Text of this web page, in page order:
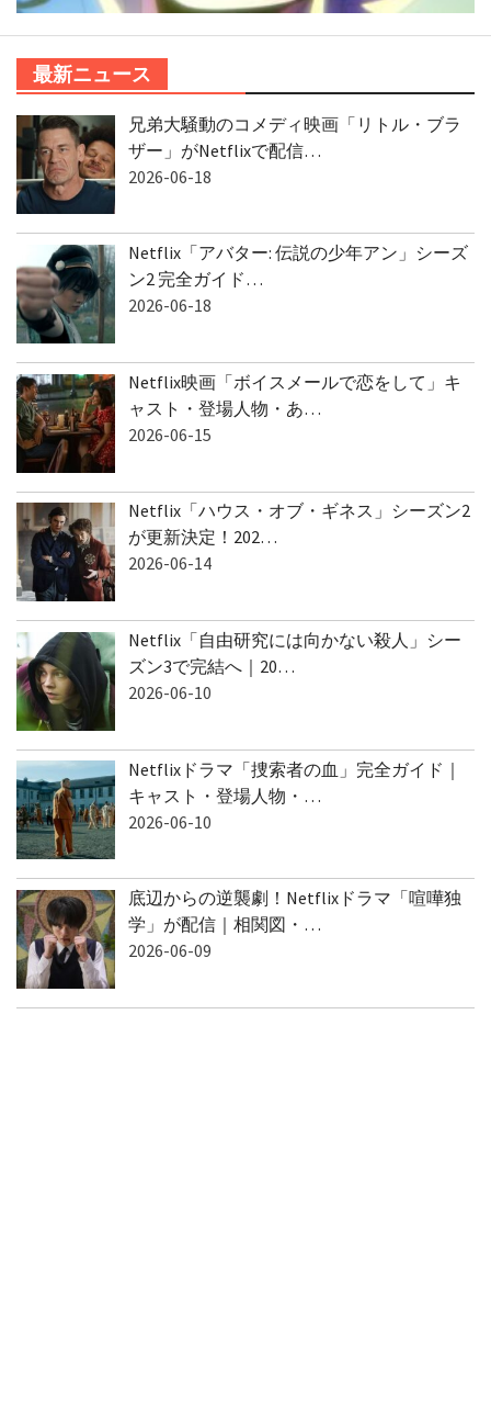
最新ニュース
兄弟大騒動のコメディ映画「リトル・ブラ
ザー」がNetflixで配信…
2026-06-18
Netflix「アバター: 伝説の少年アン」シーズ
ン2 完全ガイド…
2026-06-18
Netflix映画「ボイスメールで恋をして」キ
ャスト・登場人物・あ…
2026-06-15
Netflix「ハウス・オブ・ギネス」シーズン2
が更新決定！202…
2026-06-14
Netflix「自由研究には向かない殺人」シー
ズン3で完結へ｜20…
2026-06-10
Netflixドラマ「捜索者の血」完全ガイド｜
キャスト・登場人物・…
2026-06-10
底辺からの逆襲劇！Netflixドラマ「喧嘩独
学」が配信｜相関図・…
2026-06-09